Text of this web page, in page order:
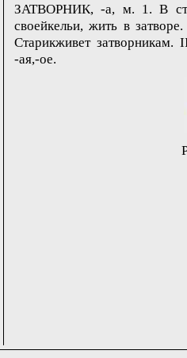
ЗАТВОРНИК, -а, м. 1. В
своейкельи, жить в
Старикживет затворникам.
-ая,-ое.